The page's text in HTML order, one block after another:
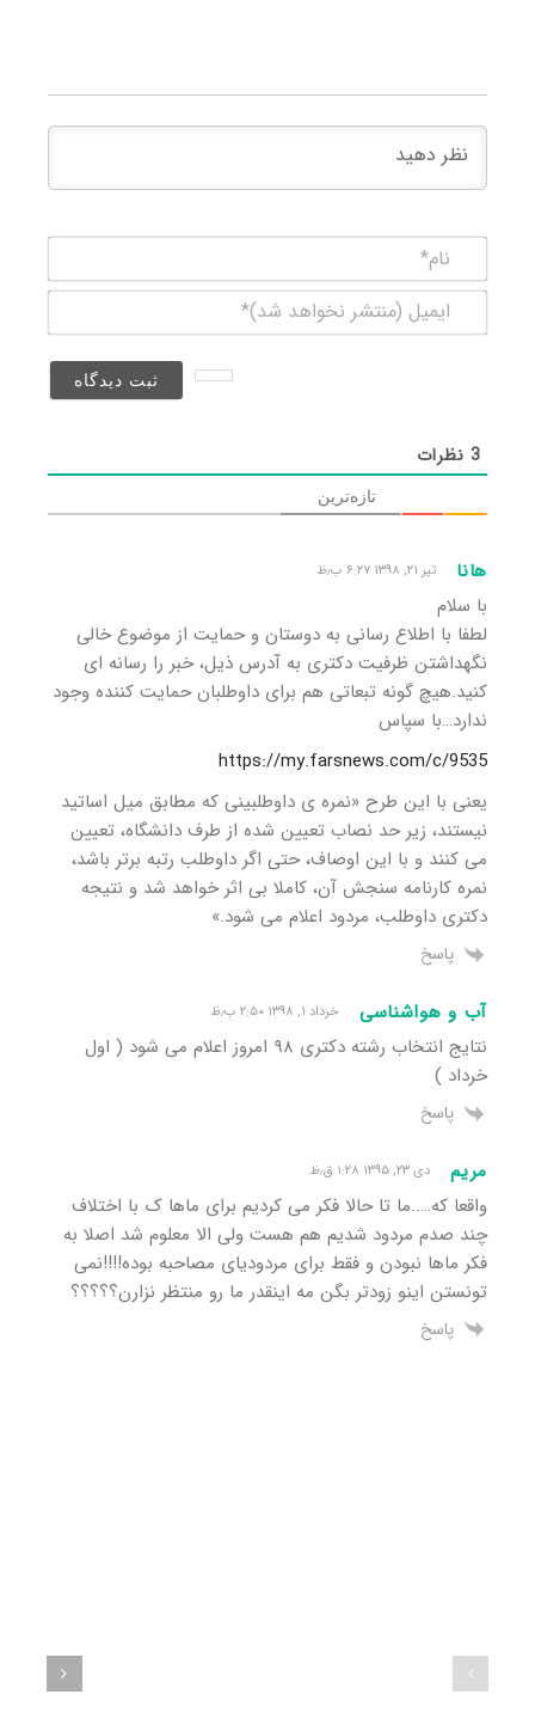
(منتشر
3 نظرات
تازه‌ترین
هانا تیر ۲۱, ۱۳۹۸ ۶:۲۷ ب٫ظ
با سلام
لطفا با اطلاع رسانی به دوستان و حمایت از موضوع خالی
نگهداشتن ظرفیت دکتری به آدرس ذیل، خبر را رسانه ای
کنید.هیچ گونه تبعاتی هم برای داوطلبان حمایت کننده وجود
ندارد…با سپاس
https://my.farsnews.com/c/9535
یعنی با این طرح «نمره ی داوطلبینی که مطابق میل اساتید
نیستند، زیر حد نصاب تعیین شده از طرف دانشگاه، تعیین
می کنند و با این اوصاف، حتی اگر داوطلب رتبه برتر باشد،
نمره کارنامه سنجش آن، کاملا بی اثر خواهد شد و نتیجه
دکتری داوطلب، مردود اعلام می شود.»
پاسخ
آب و هواشناسی خرداد ۱, ۱۳۹۸ ۲:۵۰ ب٫ظ
نتایج انتخاب رشته دکتری ۹۸ امروز اعلام می شود ( اول
خرداد )
پاسخ
مریم دی ۲۳, ۱۳۹۵ ۱:۲۸ ق٫ظ
واقعا که…..ما تا حالا فکر مى کردیم براى ماها ک با اختلاف
چند صدم مردود شدیم هم هست ولى الا معلوم شد اصلا به
فکر ماها نبودن و فقط براى مردودیای مصاحبه بوده!!!!نمى
تونستن اینو زودتر بگن مه اینقدر ما رو منتظر نزارن؟؟؟؟؟
پاسخ